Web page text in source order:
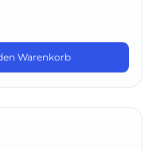
Warenkorb